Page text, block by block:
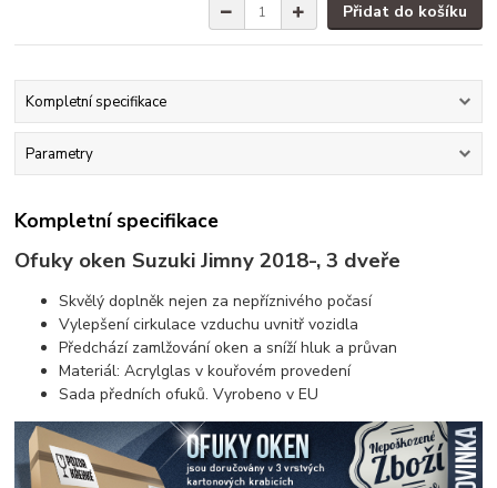
Přidat do košíku
Kompletní specifikace
Parametry
Kompletní specifikace
Ofuky oken Suzuki Jimny 2018-, 3 dveře
Skvělý doplněk nejen za nepříznivého počasí
Vylepšení cirkulace vzduchu uvnitř vozidla
Předchází zamlžování oken a sníží hluk a průvan
Materiál: Acrylglas v kouřovém provedení
Sada předních ofuků. Vyrobeno v EU